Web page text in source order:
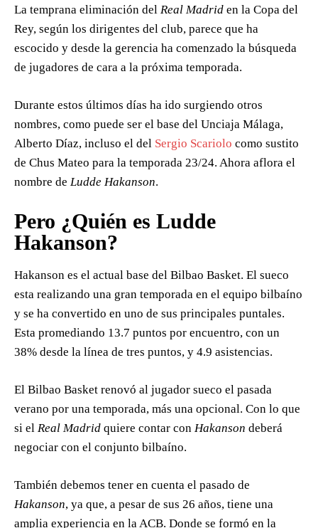
La temprana eliminación del Real Madrid en la Copa del
Rey, según los dirigentes del club, parece que ha
escocido y desde la gerencia ha comenzado la búsqueda
de jugadores de cara a la próxima temporada.
Durante estos últimos días ha ido surgiendo otros
nombres, como puede ser el base del Unciaja Málaga,
Alberto Díaz, incluso el del Sergio Scariolo como sustito
de Chus Mateo para la temporada 23/24. Ahora aflora el
nombre de Ludde Hakanson.
Pero ¿Quién es Ludde
Hakanson?
Hakanson es el actual base del Bilbao Basket. El sueco
esta realizando una gran temporada en el equipo bilbaíno
y se ha convertido en uno de sus principales puntales.
Esta promediando 13.7 puntos por encuentro, con un
38% desde la línea de tres puntos, y 4.9 asistencias.
El Bilbao Basket renovó al jugador sueco el pasada
verano por una temporada, más una opcional. Con lo que
si el Real Madrid quiere contar con Hakanson deberá
negociar con el conjunto bilbaíno.
También debemos tener en cuenta el pasado de
Hakanson, ya que, a pesar de sus 26 años, tiene una
amplia experiencia en la ACB. Donde se formó en la